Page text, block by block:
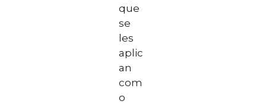
que
se
les
aplic
an
com
o